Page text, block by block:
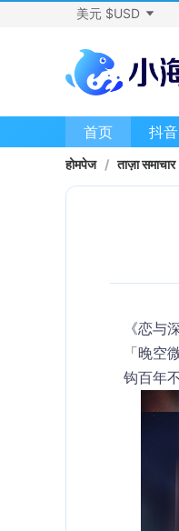
美元 $USD
首页 抖
होमपेज / ताज़ा समाचार
《恋
「晚空
钩百年